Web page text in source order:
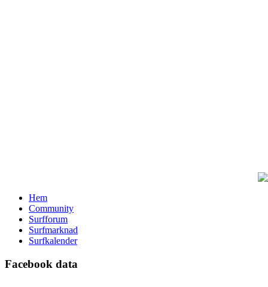
Hem
Community
Surfforum
Surfmarknad
Surfkalender
Facebook data